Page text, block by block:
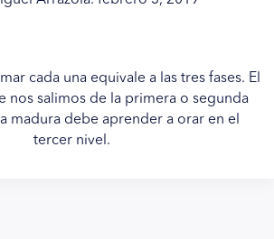
cada una equivale a las tres fases. El
nos salimos de la primera o segunda
madura debe aprender a orar en el
tercer nivel.